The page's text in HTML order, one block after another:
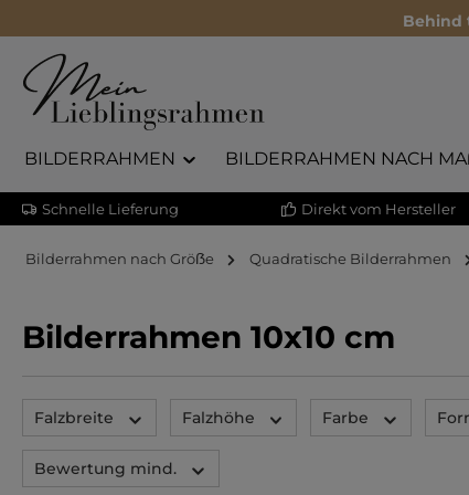
Behind
BILDERRAHMEN BILDERRAHMEN NACH
Schnelle Lieferung Direkt vom Hersteller
Bilderrahmen nach Gröẞe Quadratische Bilderrahmen
Bilderrahmen 10x10 cm
Falzbreite Falzhöhe Farbe
Bewertung mind.